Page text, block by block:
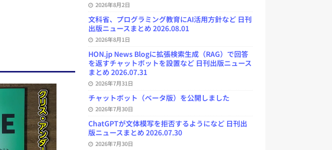
2026年8月2日
文科省、プログラミング教育にAI活用方針など 日刊
出版ニュースまとめ 2026.08.01
2026年8月1日
HON.jp News Blogに拡張検索生成（RAG）で回答
を返すチャットボットを設置など 日刊出版ニュース
まとめ 2026.07.31
2026年7月31日
チャットボット（ベータ版）を公開しました
2026年7月30日
ChatGPTが文体模写を拒否するようになど 日刊出
版ニュースまとめ 2026.07.30
2026年7月30日